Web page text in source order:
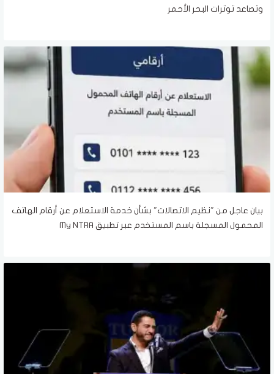
وتصاعد توترات البحر الأحمر
بيان عاجل من "نظيم الاتصالات" بشأن خدمة الاستعلام عن أرقام الهاتف
المحمول المسجلة باسم المستخدم عبر تطبيق My NTRA